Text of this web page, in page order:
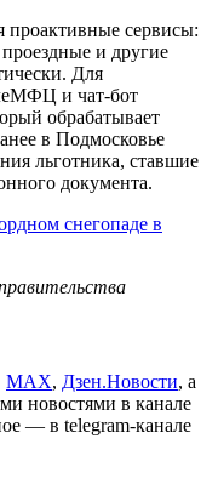
проактивные сервисы:
и другие
Для
и чат-бот
обрабатывает
в Подмосковье
льготника, ставшие
документа.
снегопаде в
МАХ, Дзен.Новости, а
новостями в канале
— в telegram-канале